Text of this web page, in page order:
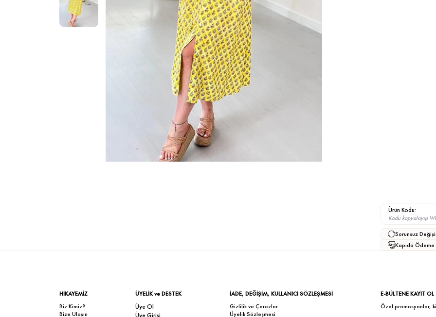
Ürün Kodu:
Kodu kopyalayıp
Sorunsuz
Kapıda Ödeme
HİKAYEMİZ
Biz Kimiz?
Bize Ulaşın
ÜYELİK ve DESTEK
Üye Ol
İADE, DEĞİŞİM, KULLANICI SÖZLEŞMESİ
Gizlilik ve Çerezler
Üyelik Sözleşmesi
E-BÜLTENE KAYIT OL
Özel promosyonlar,